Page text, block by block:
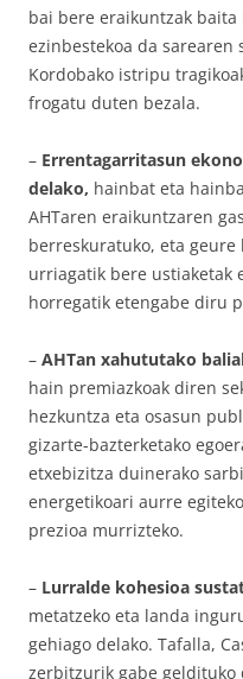
bai bere eraikuntzak
ezinbestekoa da sarearen
Kordobako istripu
frogatu duten bezala.
– Errentagarritasun
delako, hainbat eta
AHTaren eraikuntzaren
berreskuratuko, eta
urriagatik bere ustiaketak
horregatik etengabe diru
– AHTan xahututako
hain premiazkoak diren
hezkuntza eta osasun
gizarte-bazterketako
etxebizitza duinerako
energetikoari aurre
prezioa murrizteko.
– Lurralde kohesioa
metatzeko eta landa
gehiago delako. Tafalla,
zerbitzurik gabe geldituko